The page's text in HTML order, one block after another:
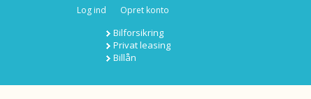
Log ind Opret konto
Bilforsikring
Privat leasing
Billån